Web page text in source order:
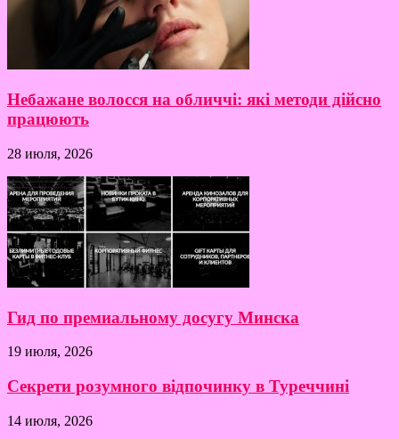
Небажане волосся на обличчі: які методи дійсно
працюють
28 июля, 2026
Гид по премиальному досугу Минска
19 июля, 2026
Секрети розумного відпочинку в Туреччині
14 июля, 2026